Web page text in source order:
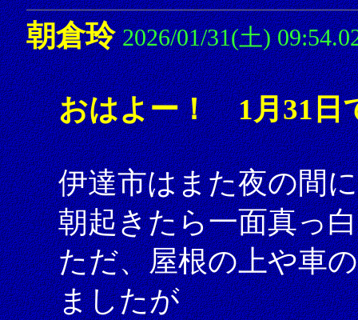
朝倉玲 2026/01/31(土)
おはよー！ 1月31日
伊達市はまた夜の間
朝起きたら一面真っ
ただ、屋根の上や車
ましたが